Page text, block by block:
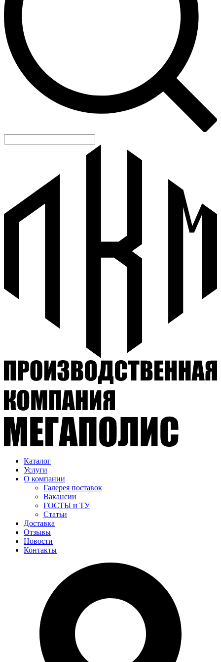
Каталог
Услуги
О компании
Галерея поставок
Вакансии
ГОСТЫ и ТУ
Статьи
Доставка
Отзывы
Новости
Контакты